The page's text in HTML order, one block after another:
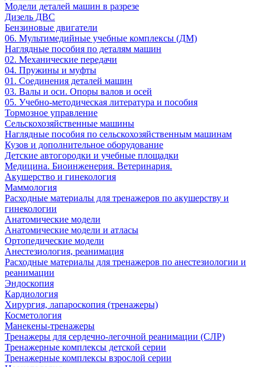
Модели деталей машин в разрезе
Дизель ДВС
Бензиновые двигатели
06. Мультимедийные учебные комплексы (ДМ)
Наглядные пособия по деталям машин
02. Механические передачи
04. Пружины и муфты
01. Соединения деталей машин
03. Валы и оси. Опоры валов и осей
05. Учебно-методическая литература и пособия
Тормозное управление
Сельскохозяйственные машины
Наглядные пособия по сельскохозяйственным машинам
Кузов и дополнительное оборудование
Детские автогородки и учебные площадки
Медицина. Биоинженерия. Ветеринария.
Акушерство и гинекология
Маммология
Расходные материалы для тренажеров по акушерству и
гинекологии
Анатомические модели
Анатомические модели и атласы
Ортопедические модели
Анестезиология, реанимация
Расходные материалы для тренажеров по анестезиологии и
реанимации
Эндоскопия
Кардиология
Хирургия, лапароскопия (тренажеры)
Косметология
Манекены-тренажеры
Тренажеры для сердечно-легочной реанимации (СЛР)
Тренажерные комплексы детской серии
Тренажерные комплексы взрослой серии